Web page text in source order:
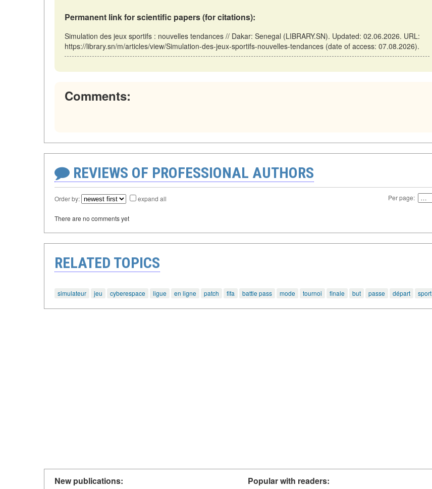
Permanent link for scientific papers (for citations):
Simulation des jeux sportifs : nouvelles tendances // Dakar: Senegal (LIBRARY.SN). Updated: 02.06.2026. URL:
https://library.sn/m/articles/view/Simulation-des-jeux-sportifs-nouvelles-tendances (date of access: 07.08.2026).
Comments:
REVIEWS OF PROFESSIONAL AUTHORS
Order by: expand all Per page:
There are no comments yet
RELATED TOPICS
simulateur jeu cyberespace ligue en ligne patch fifa battle pass mode tournoi finale but passe départ sport
New publications: Popular with readers: